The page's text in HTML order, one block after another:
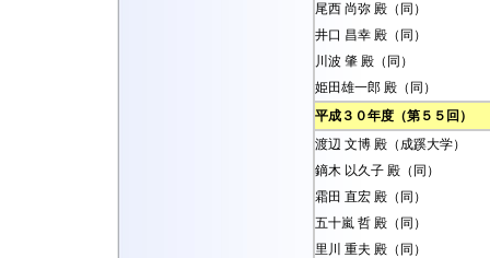
尾西 尚弥 殿（同）
井口 昌幸 殿（同）
川波 肇 殿（同）
姫田雄一郎 殿（同）
平成３０年度（第５５回）
渡辺 文博 殿（成蹊大学）
鏑木 以久子 殿（同）
霜田 直宏 殿（同）
五十嵐 哲 殿（同）
里川 重夫 殿（同）